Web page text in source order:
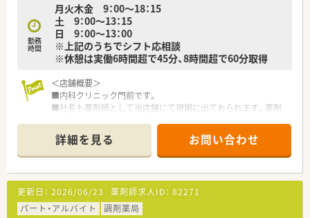
れていました。
■「患者さんに満足と感動を体験してもらえる薬局創り」及び
「社員とその家族が幸福を感じられる会社創り」を理念とされて
います。
■クリニック門前の店舗では紙薬歴も利用されており、店舗に合
■処方箋枚数も幅広く応需されており、少ない店舗では少数精鋭
として、一人薬剤師を基本として配置されています。
他エリアに応援勤務ができる薬剤師さんがいらっしゃるため、
有給消化等の際は勤務についてカバー頂ける体制もございま
す。
勤務
時間
月火木金 9：00～18：15
土 9：00～13：15
日 9：00～13：00
※上記のうちでシフト応相談
※休憩は実働6時間超で45分、8時間超で60分取得
＜店舗概要＞
■内科クリニック門前です。
■社長も薬剤師として当店舗にて現場に出ておられます。薬剤
＜業務内容＞
■調剤・投薬・監査など外来処方箋の対応を主にお願いいたしま
す。
■処方箋枚数は1日あたり40枚程応需しています。
＜法人特徴＞
詳細を見る お問い合わせ
更新日： 2026/06/23 薬剤師求人ID： 82271
パート・アルバイト
調剤薬局